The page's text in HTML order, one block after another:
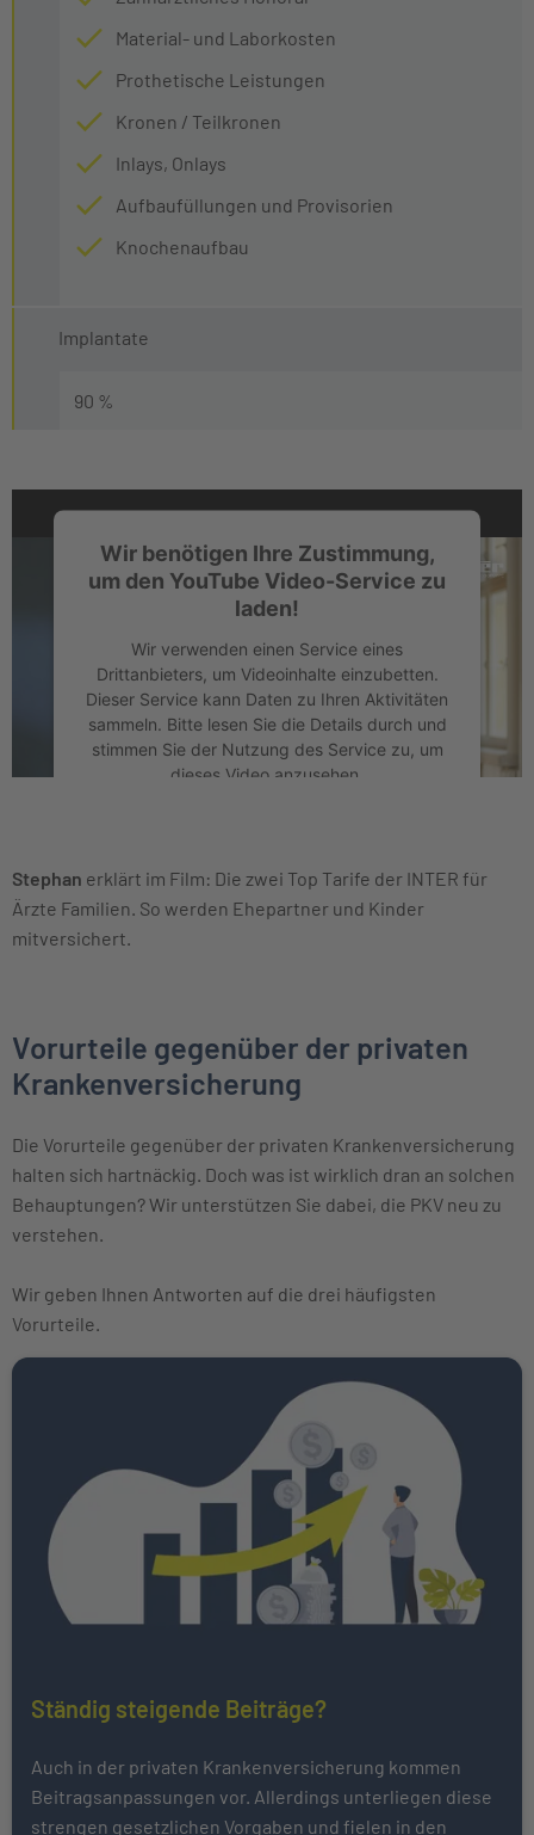
Material- und Laborkosten
Prothetische Leistungen
Kronen / Teilkronen
Inlays, Onlays
Aufbaufüllungen und Provisorien
Knochenaufbau
Implantate
90 %
Wir benötigen Ihre Zustimmung,
um den YouTube Video-Service zu
laden!
Wir verwenden einen Service eines
Drittanbieters, um Videoinhalte einzubetten.
Dieser Service kann Daten zu Ihren Aktivitäten
sammeln. Bitte lesen Sie die Details durch und
stimmen Sie der Nutzung des Service zu, um
dieses Video anzusehen.
Akzeptieren
Stephan erklärt im Film: Die zwei Top Tarife der INTER für
Ärzte Familien. So werden Ehepartner und Kinder
mitversichert.
Vorurteile gegenüber der privaten
Krankenversicherung
Die Vorurteile gegenüber der privaten Krankenversicherung
halten sich hartnäckig. Doch was ist wirklich dran an solchen
Behauptungen? Wir unterstützen Sie dabei, die PKV neu zu
verstehen.
Wir geben Ihnen Antworten auf die drei häufigsten
Vorurteile.
Ständig steigende Beiträge?
Auch in der privaten Krankenversicherung kommen
Beitragsanpassungen vor. Allerdings unterliegen diese
strengen gesetzlichen Vorgaben und fielen in den